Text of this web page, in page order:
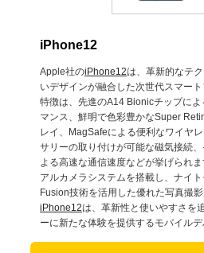
iPhone12
Apple社のiPhone12は、革新的なテ
いデザインが融合した次世代スマー
特徴は、先進のA14 Bionicチップによ
マンス、鮮明で色彩豊かなSuper
レイ、MagSafeによる便利なワイヤ
サリーの取り付けが可能な磁気接続
よる高速な通信速度などが挙げられ
アルカメラシステムを搭載し、ナイ
Fusion技術を活用した優れた写真撮影
iPhone12は、革新性と使いやすさを
ーに新たな体験を提供するモバイルデ